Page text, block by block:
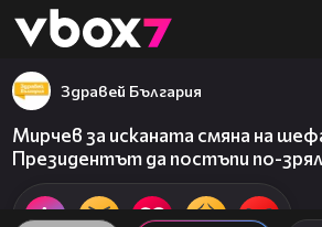
👾
Здравей България
Мирчев за исканата смяна на
Президентът да постъпи по-